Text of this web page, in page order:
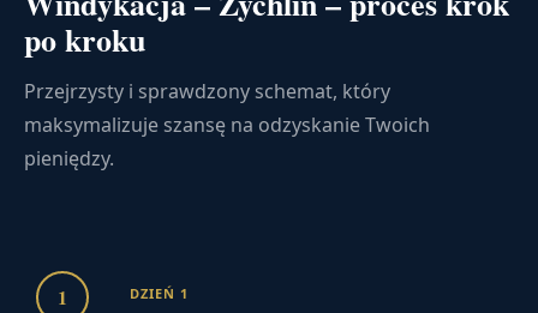
po kroku
Przejrzysty i sprawdzony schemat, który
maksymalizuje szansę na odzyskanie Twoich
pieniędzy.
1 DZIEŃ 1